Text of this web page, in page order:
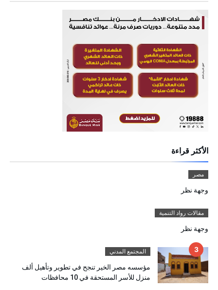
الأكثر قراءة
مصر
وجهة نظر
مقالات رواد التنمية
وجهة نظر
المجتمع المدني
مؤسسه مصر الخير تنجح في تطوير وتأهيل ألف
منزل للأسر المستحقة في 10 محافظات